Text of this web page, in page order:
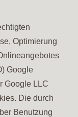
Optimierung
Google
Google LLC
Die durch
Benutzung